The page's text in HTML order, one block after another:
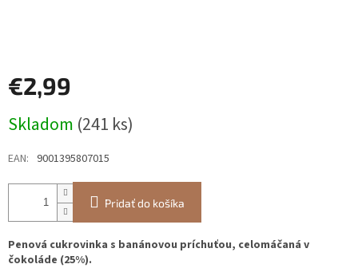
€2,99
cena:
Skladom (241 ks)
EAN: 9001395807015
Pridať do košíka
Penová cukrovinka s banánovou príchuťou, celomáčaná v
čokoláde (25%).